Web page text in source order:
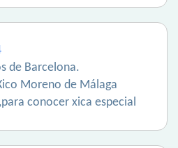
de Barcelona.
Moreno de Málaga
conocer xica especial